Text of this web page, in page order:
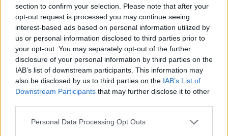
section to confirm your selection. Please note that after your
opt-out request is processed you may continue seeing
interest-based ads based on personal information utilized by
us or personal information disclosed to third parties prior to
your opt-out. You may separately opt-out of the further
disclosure of your personal information by third parties on the
IAB’s list of downstream participants. This information may
also be disclosed by us to third parties on the IAB’s List of
Downstream Participants that may further disclose it to other
Please note that this website/app uses one or more Google
Personal Data Processing Opt Outs